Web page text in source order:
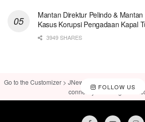
Mantan Direktur Pelindo &
Kasus Korupsi Pengadaan Kapal
3949 SHARES
FOLLOW US
Go to the Customizer > JNews : Social, Like &
connect your Instagram